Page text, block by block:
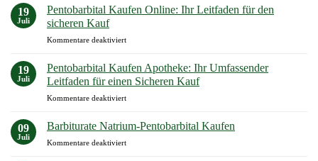
von
2025
können
|
Wahrheit:
Nembutal
Schweiz
&
legal
19
Juli
Pentobarbital Kaufen Online: Ihr Leitfaden für den
sicheren Kauf
Kommentare deaktiviertfür
Kaufen
Online:
Ihr
Leitfaden
den
Kauf
19
Juli
Pentobarbital Kaufen Apotheke: Ihr Umfassender
Leitfaden für einen Sicheren Kauf
Kommentare deaktiviertfür
Kaufen
Apotheke:
Ihr
09
Juli
Barbiturate Natrium-Pentobarbital Kaufen
Kommentare deaktiviertfür